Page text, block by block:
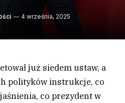
4 września, 2025
już siedem ustaw, a
polityków instrukcje, co
co prezydent w